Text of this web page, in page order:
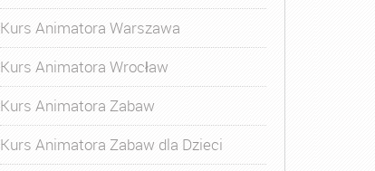
Kurs Animatora Warszawa
Kurs Animatora Wrocław
Kurs Animatora Zabaw
Kurs Animatora Zabaw dla Dzieci